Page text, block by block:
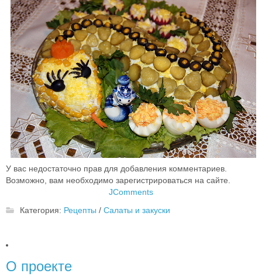
У вас недостаточно прав для добавления комментариев.
Возможно, вам необходимо зарегистрироваться на сайте.
JComments
Категория: Рецепты / Салаты и закуски
О проекте